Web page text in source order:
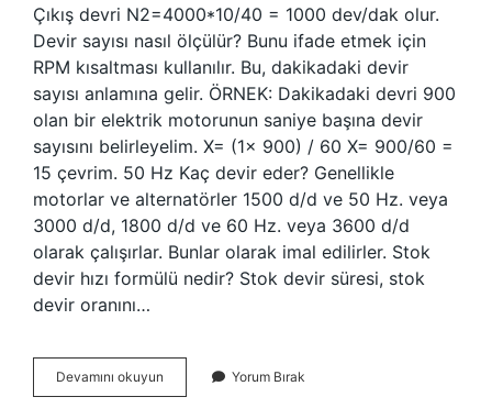
Çıkış devri N2=4000*10/40 = 1000 dev/dak olur.
Devir sayısı nasıl ölçülür? Bunu ifade etmek için
RPM kısaltması kullanılır. Bu, dakikadaki devir
sayısı anlamına gelir. ÖRNEK: Dakikadaki devri 900
olan bir elektrik motorunun saniye başına devir
sayısını belirleyelim. X= (1x 900) / 60 X= 900/60 =
15 çevrim. 50 Hz Kaç devir eder? Genellikle
motorlar ve alternatörler 1500 d/d ve 50 Hz. veya
3000 d/d, 1800 d/d ve 60 Hz. veya 3600 d/d
olarak çalışırlar. Bunlar olarak imal edilirler. Stok
devir hızı formülü nedir? Stok devir süresi, stok
devir oranını…
Devamını okuyun
Formülü
Yorum Bırak